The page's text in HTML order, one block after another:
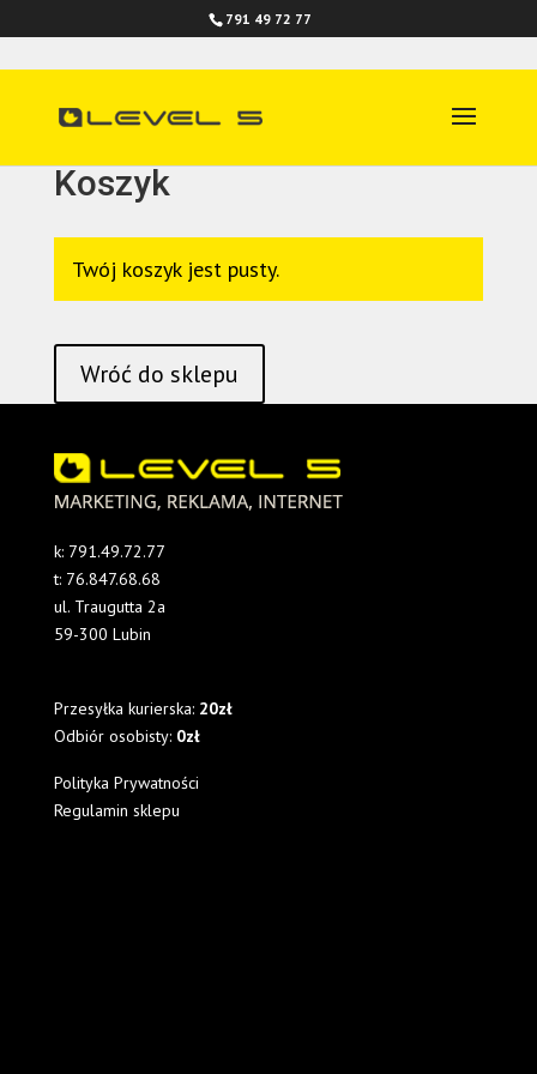
791 49 72 77
Koszyk
Twój koszyk jest pusty.
Wróć do sklepu
k: 791.49.72.77
t: 76.847.68.68
ul. Traugutta 2a
59-300 Lubin
Przesyłka kurierska: 20zł
Odbiór osobisty: 0zł
Polityka Prywatności
Regulamin sklepu